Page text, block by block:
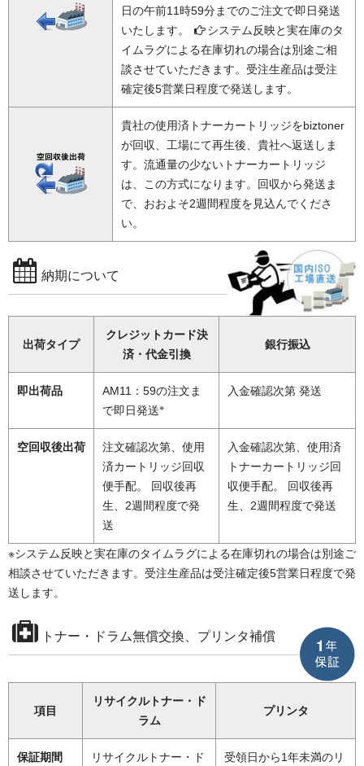
日の午前11時59分までのご注文で即日発送
いたします。
システム反映と実在庫のタ
イムラグによる在庫切れの場合は別途ご相
談させていただきます。受注生産品は受注
確定後5営業日程度で発送します。
貴社の使用済トナーカートリッジをbiztoner
が回収、工場にて再生後、貴社へ返送しま
す。流通量の少ないトナーカートリッジ
は、この方式になります。回収から発送ま
で、おおよそ2週間程度を見込んでくださ
い。
納期について
出荷タイプ
クレジットカード決
済・代金引換
銀行振込
即出荷品
AM11：59の注文ま
で即日発送※
入金確認次第 発送
空回収後出荷
注文確認次第、使用
済カートリッジ回収
便手配。 回収後再
生、2週間程度で発
送
入金確認次第、使用済
トナーカートリッジ回
収便手配。 回収後再
生、2週間程度で発送
※システム反映と実在庫のタイムラグによる在庫切れの場合は別途ご
相談させていただきます。受注生産品は受注確定後5営業日程度で発
送します。
トナー・ドラム無償交換、プリンタ補償
項目
リサイクルトナー・ド
ラム
プリンタ
保証期間
リサイクルトナー・ド
受領日から1年未満のリ